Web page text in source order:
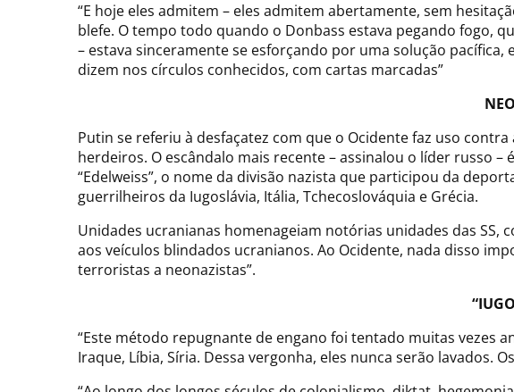
“E hoje eles admitem – eles admitem abertamente, sem
blefe. O tempo todo quando o Donbass estava pegando fogo,
– estava sinceramente se esforçando por uma solução
dizem nos círculos conhecidos, com cartas marcadas”
Putin se referiu à desfaçatez com que o Ocidente faz uso
herdeiros. O escândalo mais recente – assinalou o líder russo
“Edelweiss”, o nome da divisão nazista que participou da
guerrilheiros da Iugoslávia, Itália, Tchecoslováquia e Grécia.
Unidades ucranianas homenageiam notórias unidades das SS,
aos veículos blindados ucranianos. Ao Ocidente, nada disso
terroristas a neonazistas”.
“Este método repugnante de engano foi tentado muitas vezes
Iraque, Líbia, Síria. Dessa vergonha, eles nunca serão lavados.